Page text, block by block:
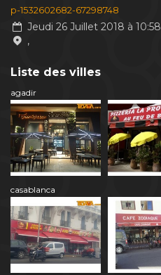
p-1532602682-67298748
Jeudi 26 Juillet 2018 à 10:58
,
Liste des villes
agadir
casablanca